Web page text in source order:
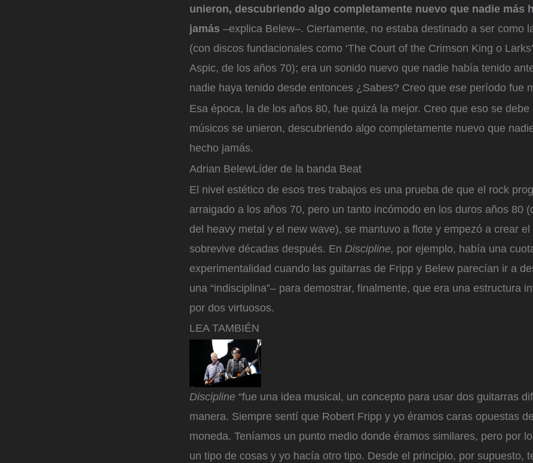
unieron, descubriendo algo completamente nuevo que nadie más
jamás –explica Belew–. Ciertamente, no estaba destinado a ser como
(con discos fundacionales como ‘The Court of the Crimson King o
Aspic, de los años 70); era un sonido nuevo que nadie había tenido
nadie haya tenido desde entonces ¿Sabes? Creo que ese período fue
Esa época, la de los años 80, fue quizá la mejor. Creo que eso se debe
músicos se unieron, descubriendo algo completamente nuevo que
hecho jamás.
Adrian BelewLíder de la banda Beat
El nivel estético de esos tres trabajos es una prueba de que el rock
arraigado a los años 70, pero un tanto incómodo en los duros años 80
del heavy metal y el new wave), se mantuvo a flote y empezó a crear el
sobrevive décadas después. En Discipline, por ejemplo, había una
experimentalidad cuando las guitarras de Fripp y Belew parecían ir a
una “indisciplina”– para demostrar, finalmente, que era una estructura
por dos virtuosos.
LEA TAMBIÉN
Discipline “fue una idea musical, un concepto para usar dos guitarras
manera. Siempre sentí que Robert Fripp y yo éramos caras opuestas
moneda. Teníamos un punto medio donde éramos similares, pero por
un tipo de cosas y yo hacía otro tipo. Desde el principio, por supuesto,